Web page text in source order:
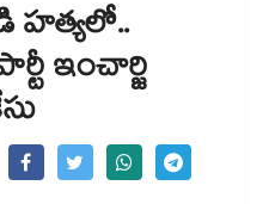
హత్యలో..
ఇంచార్జి